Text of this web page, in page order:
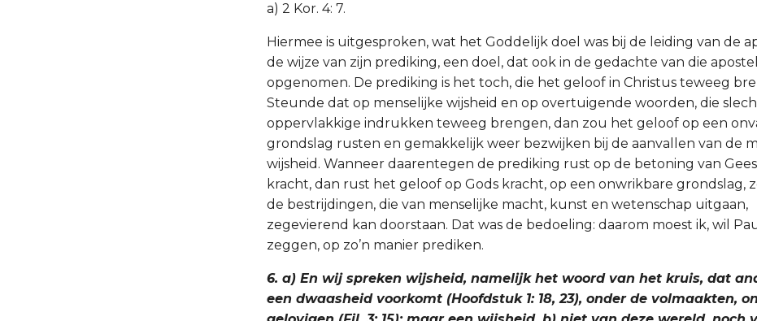
a) 2 Kor. 4: 7.
Hiermee is uitgesproken, wat het Goddelijk doel was bij de leiding van de
de wijze van zijn prediking, een doel, dat ook in de gedachte van die
opgenomen. De prediking is het toch, die het geloof in Christus teweeg
Steunde dat op menselijke wijsheid en op overtuigende woorden, die
oppervlakkige indrukken teweeg brengen, dan zou het geloof op een
grondslag rusten en gemakkelijk weer bezwijken bij de aanvallen van de
wijsheid. Wanneer daarentegen de prediking rust op de betoning van
kracht, dan rust het geloof op Gods kracht, op een onwrikbare grondslag,
de bestrijdingen, die van menselijke macht, kunst en wetenschap uitgaan,
zegevierend kan doorstaan. Dat was de bedoeling: daarom moest ik, wil
zeggen, op zo’n manier prediken.
6. a) En wij spreken wijsheid, namelijk het woord van het kruis, dat
een dwaasheid voorkomt (Hoofdstuk 1: 18, 23), onder de volmaakten,